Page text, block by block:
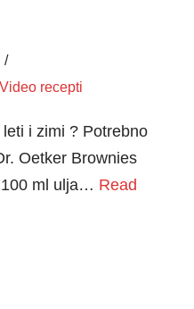
Video recepti
i zimi ? Potrebno
Oetker Brownies
ml ulja… Read